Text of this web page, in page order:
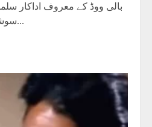
بالی ووڈ کے معروف اداکار
سوشل میڈیا پر ایک نئی بحث...